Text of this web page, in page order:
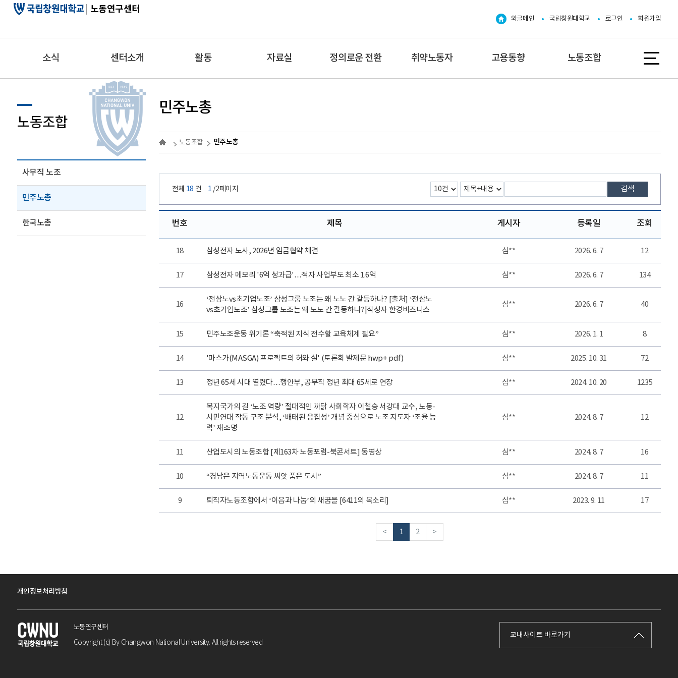
노동연구센터
와글메인 국립창원대학교 로그인 회원가입
소식 센터소개 활동 자료실 정의로운 전환 취약노동자 고용동향 노동조합
노동조합
사무직 노조
민주노총
한국노총
민주노총
노동조합 민주노총
검색
전체 18 건 1 /2페이지
번호 제목 게시자 등록일 조회
18 삼성전자 노사, 2026년 임금협약 체결 심** 2026. 6. 7 12
17 삼성전자 메모리 '6억 성과급'…적자 사업부도 최소 1.6억 심** 2026. 6. 7 134
16
‘전삼노vs초기업노조’ 삼성그룹 노조는 왜 노노 간 갈등하나? [출처] ‘전삼노
vs초기업노조’ 삼성그룹 노조는 왜 노노 간 갈등하나?|작성자 한경비즈니스
심** 2026. 6. 7 40
15 민주노조운동 위기론 “축적된 지식 전수할 교육체계 필요” 심** 2026. 1. 1 8
14 '마스가(MASGA) 프로젝트의 허와 실' (토론회 발제문 hwp+ pdf) 심** 2025. 10. 31 72
13 정년 65세 시대 열렸다…행안부, 공무직 정년 최대 65세로 연장 심** 2024. 10. 20 1235
12
복지국가의 길 ‘노조 역량’ 절대적인 까닭 사회학자 이철승 서강대 교수, 노동-
시민연대 작동 구조 분석, ‘배태된 응집성’ 개념 중심으로 노조 지도자 ‘조율 능
력’ 재조명
심** 2024. 8. 7 12
11 산업도시의 노동조합 [제163차 노동포럼-북콘서트] 동영상 심** 2024. 8. 7 16
10 “경남은 지역노동운동 씨앗 품은 도시” 심** 2024. 8. 7 11
9 퇴직자노동조합에서 ‘이음과 나눔’의 새꿈을 [6411의 목소리] 심** 2023. 9. 11 17
< 1 2 >
개인정보처리방침
교내사이트 바로가기
노동연구센터
Copyright (c) By Changwon National University. All rights reserved